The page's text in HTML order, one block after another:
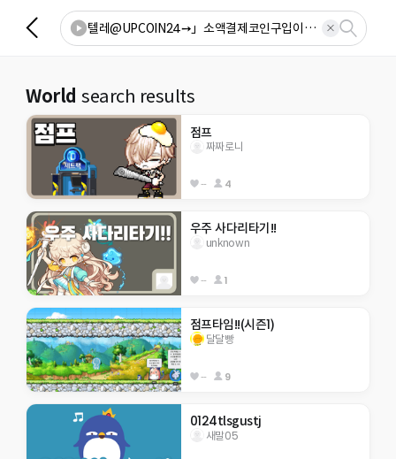
World search results
점프
짜짜로니
-- 4
우주 사다리타기!!
unknown
-- 1
점프타임!!(시즌1)
달달빵
-- 9
0124tlsgustj
새말05